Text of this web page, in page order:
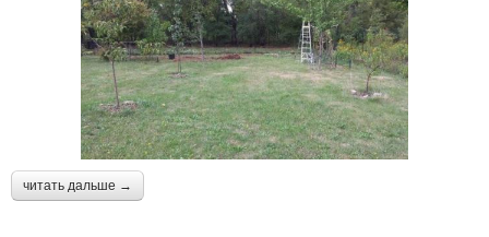
читать дальше →